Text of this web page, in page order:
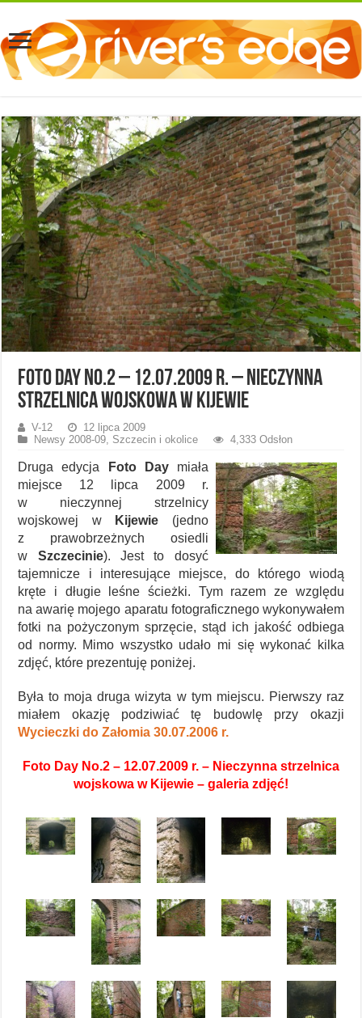
Foto Day No.2 – 12.07.2009 r. – nieczynna
strzelnica wojskowa w Kijewie
V-12
12 lipca 2009
Newsy 2008-09, Szczecin i okolice 4,333 Odsłon
Druga edycja Foto Daymiała
miejsce 12 lipca 2009 r.
w nieczynnej strzelnicy
wojskowej w
Kijewie (jedno
z prawobrzeżnych osiedli
w Szczecinie). Jest to dosyć
tajemnicze i interesujące miejsce, do którego wiodą
kręte i długie leśne ścieżki. Tym razem ze względu
na awarię mojego aparatu fotograficznego wykonywałem
fotki na pożyczonym sprzęcie, stąd ich jakość odbiega
od normy. Mimo wszystko udało mi się wykonać kilka
zdjęć, które prezentuję poniżej.
Była to moja druga wizyta w tym miejscu. Pierwszy raz
miałem okazję podziwiać tę budowlę przy okazji
Wycieczki do Załomia 30.07.2006 r.
Foto Day No.2 – 12.07.2009 r. – Nieczynna strzelnica
wojskowa w Kijewie – galeria zdjęć!